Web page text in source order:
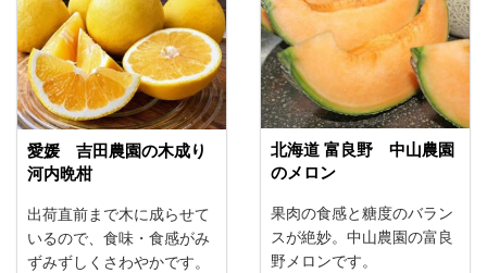
愛媛 吉田農園の木成り
河内晩柑
出荷直前まで木に成らせて
いるので、食味・食感がみ
ずみずしくさわやかです。
北海道 富良野 中山農園
のメロン
果肉の食感と糖度のバラン
スが絶妙。中山農園の富良
野メロンです。